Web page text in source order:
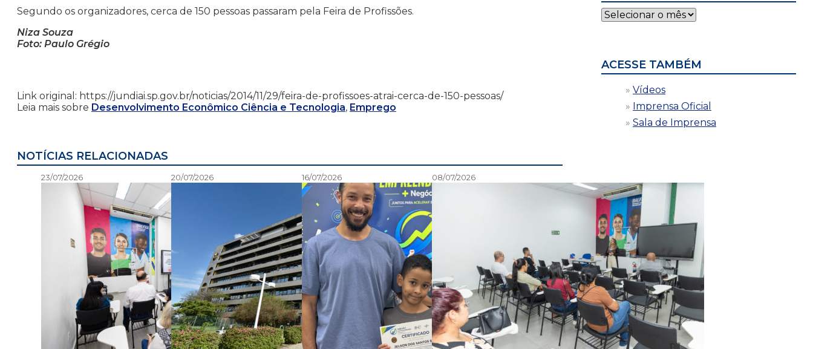
Segundo os organizadores, cerca de 150 pessoas passaram pela Feira de Profissões.
Niza Souza
Foto: Paulo Grégio
Link original: https://jundiai.sp.gov.br/noticias/2014/11/29/feira-de-profissoes-atrai-cerca-de-150-pessoas/
Leia mais sobre Desenvolvimento Econômico Ciência e Tecnologia, Emprego
NOTÍCIAS RELACIONADAS
23/07/2026 20/07/2026 16/07/2026 08/07/2026
Notícias
por
ACESSE TAMBÉM
Vídeos
Imprensa Oficial
Sala de Imprensa